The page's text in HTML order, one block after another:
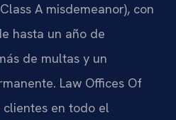
A misdemeanor), con
hasta un año de
de multas y un
Law Offices Of
clientes en todo el